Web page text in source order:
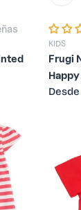
KIDS
Frugi
Precio
Desde